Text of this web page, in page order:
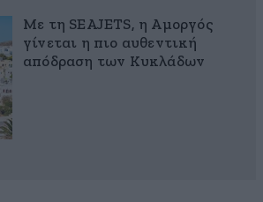
Με τη SEAJETS, η Αμοργός
γίνεται η πιο αυθεντική
απόδραση των Κυκλάδων